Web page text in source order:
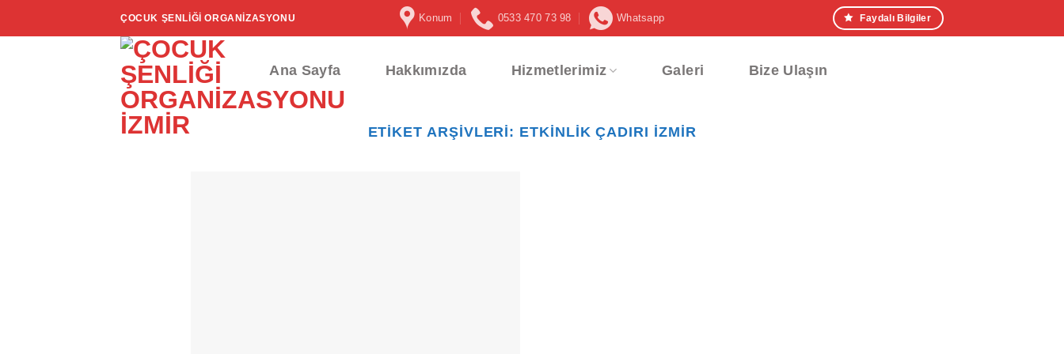
ÇOCUK ŞENLIĞI ORGANIZASYONU Konum 0533 470 73 98 Whatsapp Faydalı Bilgiler
Ana Sayfa Hakkımızda Hizmetlerimiz Galeri Bize Ulaşın
ETIKET ARŞIVLERI: ETKINLIK ÇADIRI IZMIR